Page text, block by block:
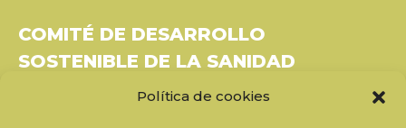
Política de cookies
COMITÉ DE DESARROLLO
SOSTENIBLE DE LA SANIDAD
Bâtiment Le Rubixco, 1 rue Bernard Maris